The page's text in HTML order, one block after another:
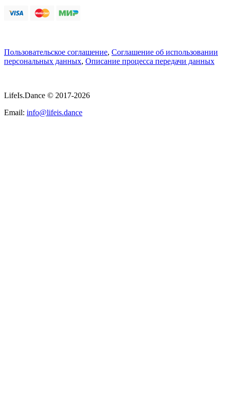
Пользовательское соглашение, Соглашение об использовании
персональных данных, Описание процесса передачи данных
LifeIs.Dance © 2017-2026
Email: info@lifeis.dance